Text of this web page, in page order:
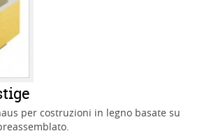
per costruzioni in legno basate su